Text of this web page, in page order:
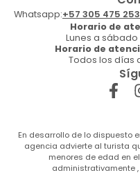
Whatsapp:+57 305 475
Horario de
Lunes a sábado
Horario de
Todos los días
En desarrollo de lo dispuesto
agencia advierte al turista
menores de edad en
administrativamente